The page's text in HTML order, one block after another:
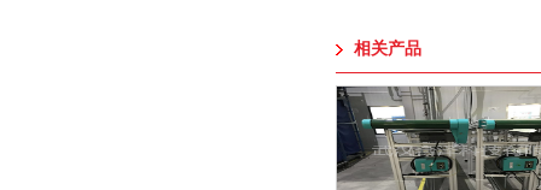
相关产品